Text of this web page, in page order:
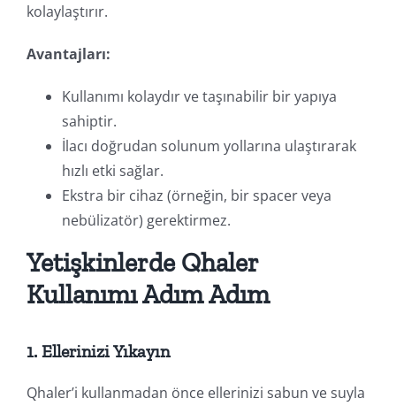
kolaylaştırır.
Avantajları:
Kullanımı kolaydır ve taşınabilir bir yapıya
sahiptir.
İlacı doğrudan solunum yollarına ulaştırarak
hızlı etki sağlar.
Ekstra bir cihaz (örneğin, bir spacer veya
nebülizatör) gerektirmez.
Yetişkinlerde Qhaler
Kullanımı Adım Adım
1. Ellerinizi Yıkayın
Qhaler’i kullanmadan önce ellerinizi sabun ve suyla